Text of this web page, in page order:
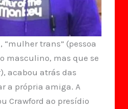
“mulher trans” (pessoa
masculino, mas que se
acabou atrás das
a própria amiga. A
Crawford ao presídio